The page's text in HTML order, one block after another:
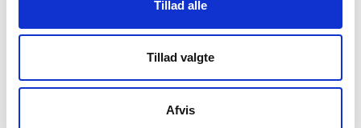
Tillad alle
Tillad valgte
Afvis
studentereksamen fra Rysensteen Gymnasium i 1996,
blev hun gift med en mand fra forældrenes hjemby i
Tyrkiet. Det var et arrangeret ægteskab, ikke et
skilt igen seks år senere, som hun selv siger: ”Et